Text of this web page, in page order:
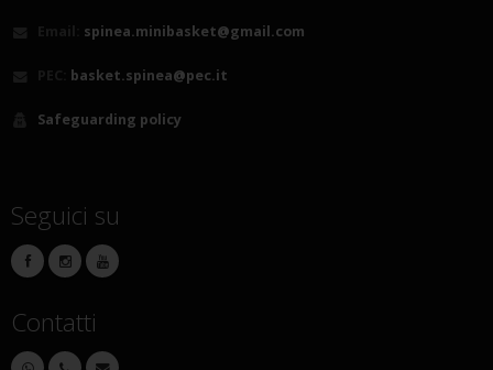
spinea.minibasket@gmail.com
basket.spinea@pec.it
Safeguarding policy
Seguici su
Contatti